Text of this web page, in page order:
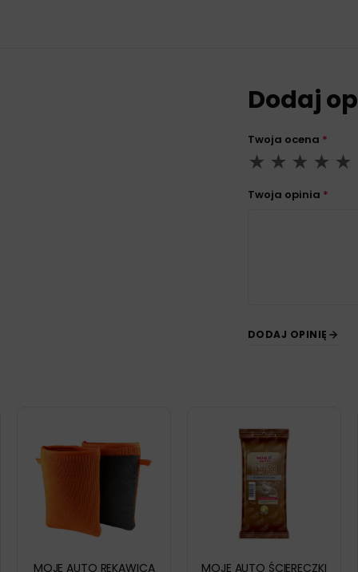
Dodaj
Twoja ocena *
Twoja opinia *
DODAJ OPINIĘ
MOJE AUTO RĘKAWICA
MOJE AUTO ŚCIERECZKI